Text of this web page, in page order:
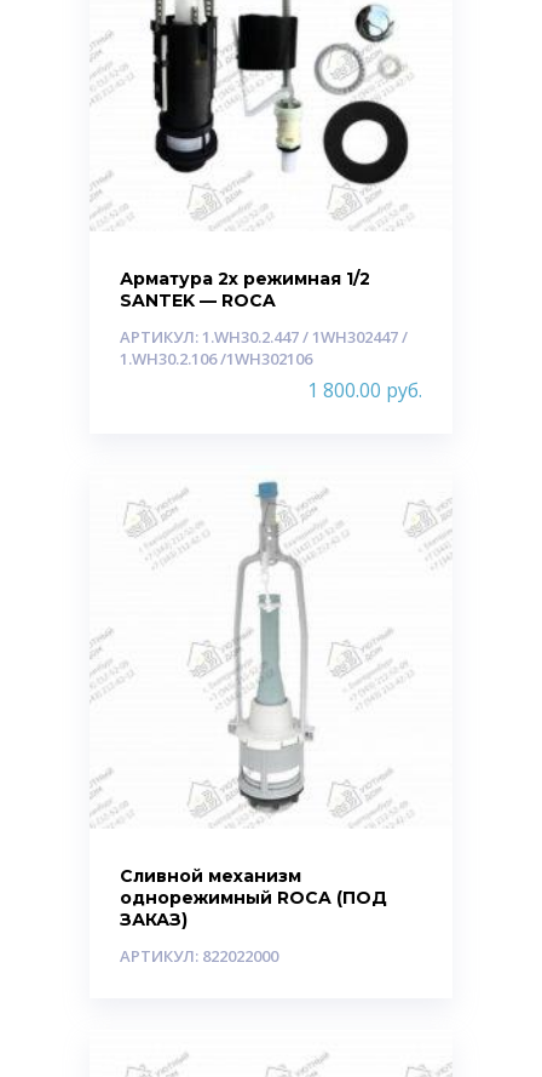
Арматура 2х режимная 1/2
SANTEK — ROCA
АРТИКУЛ: 1.WH30.2.447 / 1WH302447 /
1.WH30.2.106 /1WH302106
1 800.00 руб.
Сливной механизм
однорежимный ROCA (ПОД
ЗАКАЗ)
АРТИКУЛ: 822022000